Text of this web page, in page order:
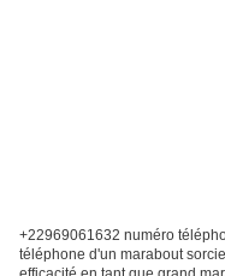
+22969061632 numéro
téléphone d'un marabout